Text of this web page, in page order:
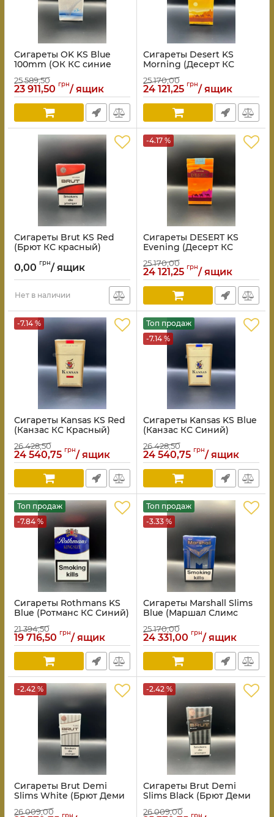
Сигареты OK KS Blue
100mm (ОК КС синие
25 589,50
23 911,50 грн/ ящик
Сигареты Desert KS
Morning (Десерт КС
25 170,00
24 121,25 грн/ ящик
Сигареты Brut KS Red
(Брют КС красный)
0,00 грн/ ящик
Нет в наличии
-4.17 %
Сигареты DESERT KS
Evening (Десерт КС
25 170,00
24 121,25 грн/ ящик
-7.14 %
Сигареты Kansas KS Red
(Канзас КС Красный)
26 428,50
24 540,75 грн/ ящик
Топ продаж
-7.14 %
Сигареты Kansas KS Blue
(Канзас КС Синий)
26 428,50
24 540,75 грн/ ящик
Топ продаж
-7.84 %
Сигареты Rothmans KS
Blue (Ротманс КС Синий)
21 394,50
19 716,50 грн/ ящик
Топ продаж
-3.33 %
Сигареты Marshall Slims
Blue (Маршал Слимс
25 170,00
24 331,00 грн/ ящик
-2.42 %
Сигареты Brut Demi
Slims White (Брют Деми
Слимс Белый)
26 009,00
-2.42 %
Сигареты Brut Demi
Slims Black (Брют Деми
Слимс Черный)
26 009,00